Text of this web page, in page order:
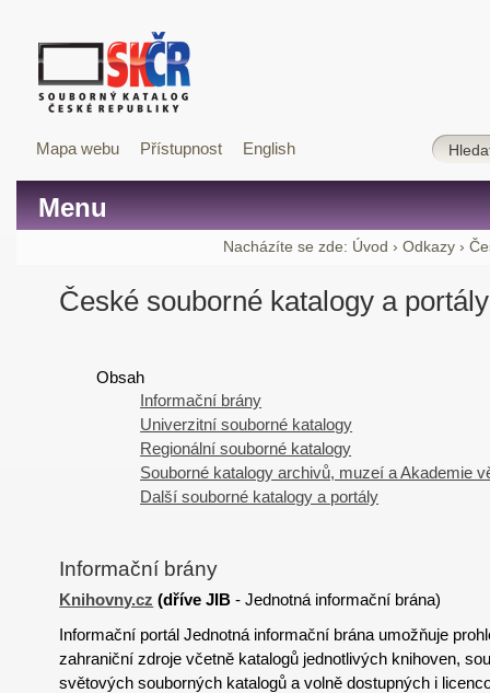
Mapa webu Přístupnost English
Menu
Nacházíte se zde: Úvod › Odkazy ›
České souborné katalogy a portály
Obsah
Informační brány
Univerzitní souborné katalogy
Regionální souborné katalogy
Souborné katalogy archivů, muzeí a Akademie
Další souborné katalogy a portály
Informační brány
Knihovny.cz (dříveJIB - Jednotná informační brána)
Informační portál Jednotná informační brána umožňuje
zahraniční zdroje včetně katalogů jednotlivých knihoven,
světových souborných katalogů a volně dostupných i